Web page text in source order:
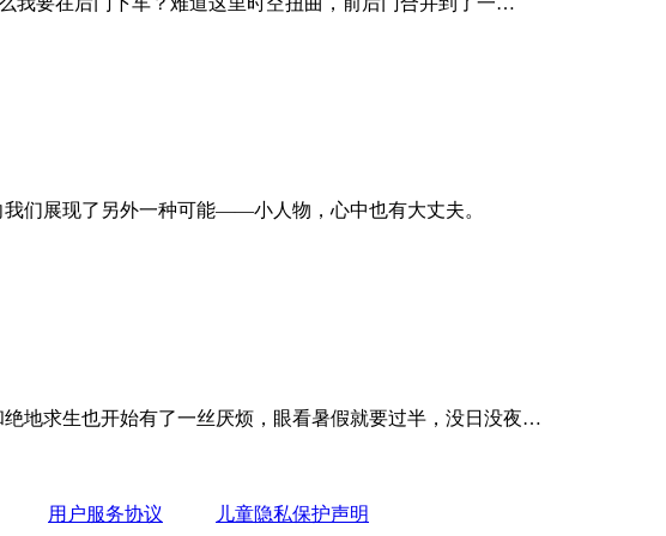
们展现了另外一种可能——小人物，心中也有大丈夫。
地求生也开始有了一丝厌烦，眼看暑假就要过半，没日没夜…
用户服务协议 儿童隐私保护声明